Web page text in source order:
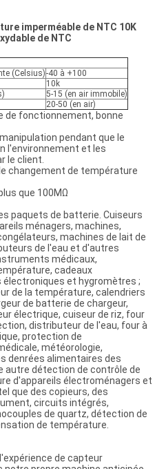
imperméable de NTC 10K
de NTC
(Celsius)-40 à +100
10k
5-15 (en air immobile)
20-50 (en air)
de fonctionnement, bonne
pendant que le
l'environnement et les
le client.
changement de température
que 100MΩ
paquets de batterie. Cuiseurs
ménagers, machines,
machines de lait de
de l'eau et d'autres
médicaux,
cadeaux
et hygromètres ;
de la température, calendriers
de batterie de chargeur,
électrique, cuiseur de riz, four
distributeur de l'eau, four à
protection de
météorologie,
denrées alimentaires des
détection de contrôle de
d'appareils électroménagers et
que des copieurs, des
circuits intégrés,
de quartz, détection de
de température.
de capteur